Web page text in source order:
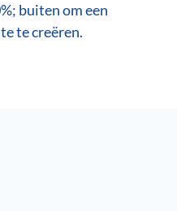
buiten om een
te creëren.